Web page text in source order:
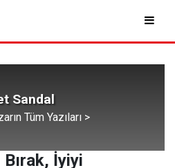
Sandal
Tüm Yazıları >
İyiyi